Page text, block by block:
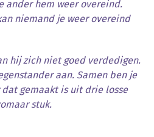
hem weer overeind.
niemand je weer overeind
hij zich niet goed verdedigen.
aan. Samen ben je
gemaakt is uit drie losse
stuk.